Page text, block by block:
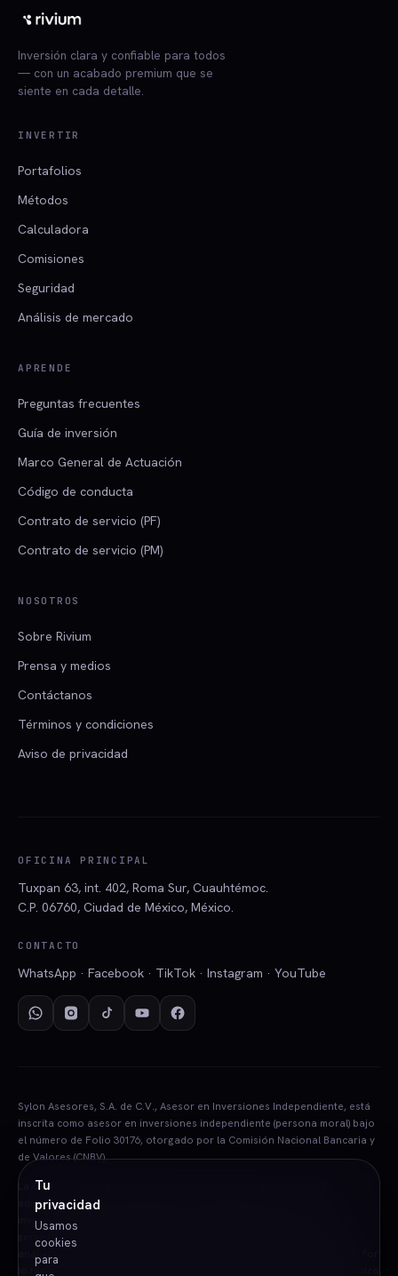
Inversión clara y confiable para todos
— con un acabado premium que se
siente en cada detalle.
INVERTIR
Portafolios
Métodos
Calculadora
Comisiones
Seguridad
Análisis de mercado
APRENDE
Preguntas frecuentes
Guía de inversión
Marco General de Actuación
Código de conducta
Contrato de servicio (PF)
Contrato de servicio (PM)
NOSOTROS
Sobre Rivium
Prensa y medios
Contáctanos
Términos y condiciones
Aviso de privacidad
OFICINA PRINCIPAL
Tuxpan 63, int. 402, Roma Sur, Cuauhtémoc.
C.P. 06760, Ciudad de México, México.
CONTACTO
WhatsApp · Facebook · TikTok · Instagram · YouTube
Sylon Asesores, S.A. de C.V., Asesor en Inversiones Independiente, está
inscrita como asesor en inversiones independiente (persona moral) bajo
el número de Folio 30176, otorgado por la Comisión Nacional Bancaria y
de Valores (CNBV).
La CNBV supervisa exclusivamente la prestación de servicios de
administración de carteras de valores cuando las decisiones de
inversión se toman a nombre y por cuenta de terceros, así como los
servicios consistentes en otorgar asesoría de inversión en valores,
lo tanto, carece de atribuciones para supervisar o regular cualquier otro
Tu
privacidad
Usamos
cookies
para